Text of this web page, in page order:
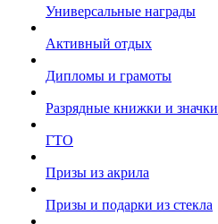
Универсальные награды
Активный отдых
Дипломы и грамоты
Разрядные книжки и значки
ГТО
Призы из акрила
Призы и подарки из стекла